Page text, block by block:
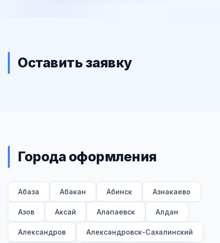
Оставить заявку
Города оформления
Абаза Абакан Абинск Азнакаево
Азов Аксай Алапаевск Алдан
Александров Александровск-Сахалинский